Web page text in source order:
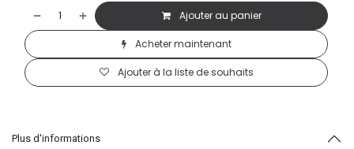
Ajouter au panier
Acheter maintenant
Ajouter à la liste de souhaits
Plus d'informations